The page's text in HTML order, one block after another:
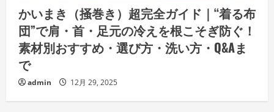
かいまき（掻巻き）超完全ガイド｜“着る布
団”で肩・首・足元の冷えを根こそぎ防ぐ！
素材別おすすめ・選び方・洗い方・Q&Aま
で
admin 12月 29, 2025